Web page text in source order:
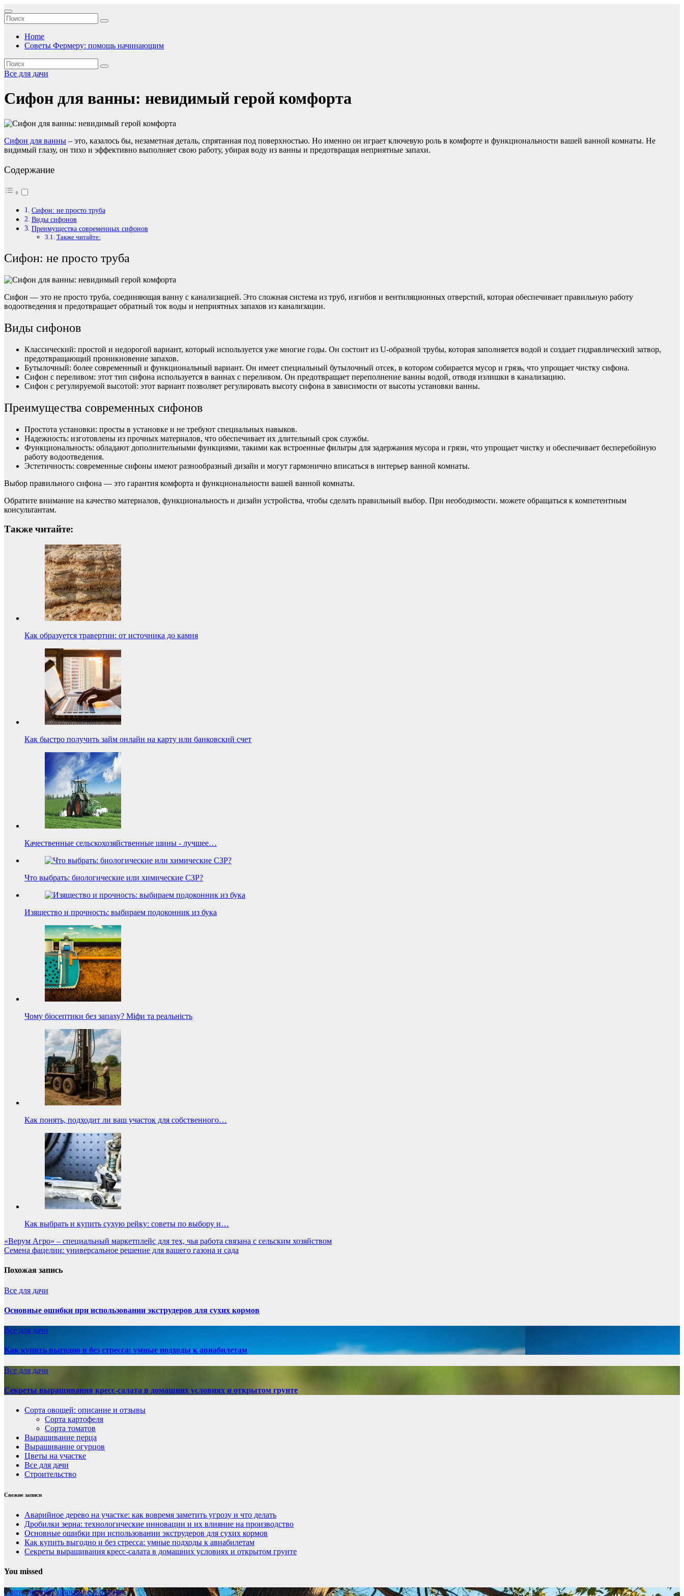
Перейти
к
содержимому
Home
Советы Фермеру: помощь начинающим
Все для дачи
Сифон для ванны: невидимый герой комфорта
Сифон для ванны – это, казалось бы, незаметная деталь, спрятанная под поверхностью. Но именно он играет ключевую роль в комфорте и функциональности вашей ванной комнаты. Не
видимый глазу, он тихо и эффективно выполняет свою работу, убирая воду из ванны и предотвращая неприятные запахи.
Содержание
Сифон: не просто труба
Виды сифонов
Преимущества современных сифонов
Также читайте:
Сифон: не просто труба
Сифон — это не просто труба, соединяющая ванну с канализацией. Это сложная система из труб, изгибов и вентиляционных отверстий, которая обеспечивает правильную работу
водоотведения и предотвращает обратный ток воды и неприятных запахов из канализации.
Виды сифонов
Классический: простой и недорогой вариант, который используется уже многие годы. Он состоит из U-образной трубы, которая заполняется водой и создает гидравлический затвор,
предотвращающий проникновение запахов.
Бутылочный: более современный и функциональный вариант. Он имеет специальный бутылочный отсек, в котором собирается мусор и грязь, что упрощает чистку сифона.
Сифон с переливом: этот тип сифона используется в ваннах с переливом. Он предотвращает переполнение ванны водой, отводя излишки в канализацию.
Сифон с регулируемой высотой: этот вариант позволяет регулировать высоту сифона в зависимости от высоты установки ванны.
Преимущества современных сифонов
Простота установки: просты в установке и не требуют специальных навыков.
Надежность: изготовлены из прочных материалов, что обеспечивает их длительный срок службы.
Функциональность: обладают дополнительными функциями, такими как встроенные фильтры для задержания мусора и грязи, что упрощает чистку и обеспечивает бесперебойную
работу водоотведения.
Эстетичность: современные сифоны имеют разнообразный дизайн и могут гармонично вписаться в интерьер ванной комнаты.
Выбор правильного сифона — это гарантия комфорта и функциональности вашей ванной комнаты.
Обратите внимание на качество материалов, функциональность и дизайн устройства, чтобы сделать правильный выбор. При неободимости. можете обращаться к компетентным
консультантам.
Также читайте:
Как образуется травертин: от источника до камня
Как быстро получить займ онлайн на карту или банковский счет
Качественные сельскохозяйственные шины - лучшее…
Что выбрать: биологические или химические СЗР?
Изящество и прочность: выбираем подоконник из бука
Чому біосептики без запаху? Міфи та реальність
Как понять, подходит ли ваш участок для собственного…
Как выбрать и купить сухую рейку: советы по выбору и…
Навигация
по
записям
«Верум Агро» – специальный маркетплейс для тех, чья работа связана с сельским хозяйством
Семена фацелии: универсальное решение для вашего газона и сада
Похожая запись
Все для дачи
Основные ошибки при использовании экструдеров для сухих кормов
Все для дачи
Как купить выгодно и без стресса: умные подходы к авиабилетам
Все для дачи
Секреты выращивания кресс-салата в домашних условиях и открытом грунте
Сорта овощей: описание и отзывы
Сорта картофеля
Сорта томатов
Выращивание перца
Выращивание огурцов
Цветы на участке
Все для дачи
Строительство
Свежие записи
Аварийное дерево на участке: как вовремя заметить угрозу и что делать
Дробилки зерна: технологические инновации и их влияние на производство
Основные ошибки при использовании экструдеров для сухих кормов
Как купить выгодно и без стресса: умные подходы к авиабилетам
Секреты выращивания кресс-салата в домашних условиях и открытом грунте
You missed
Сорта овощей: описание и отзывы